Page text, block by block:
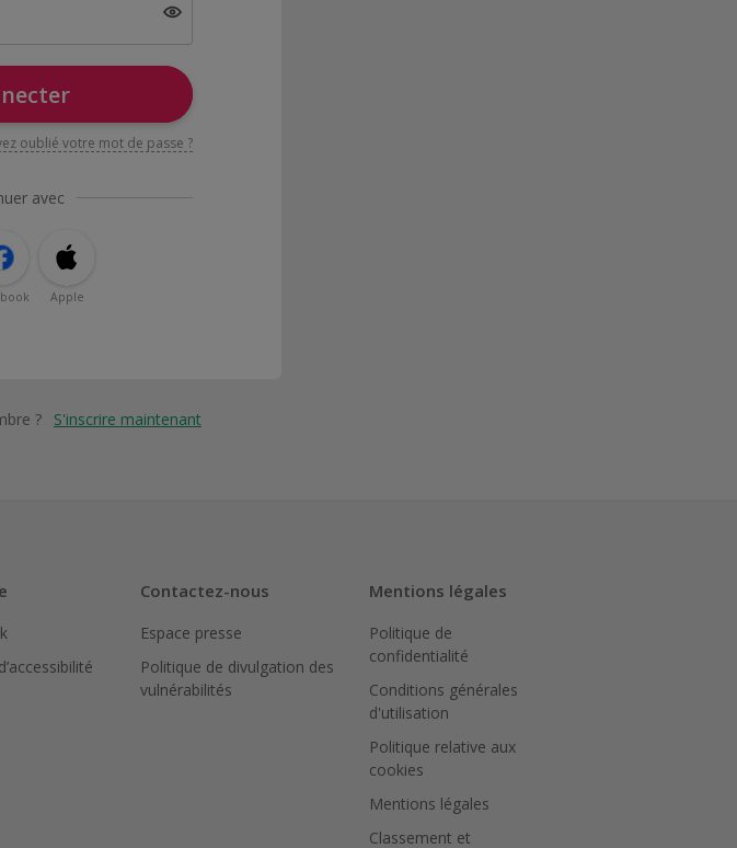
oublié votre mot de passe ?
avec
Apple
? S'inscrire maintenant
Contactez-nous
Espace presse
Politique de divulgation des
vulnérabilités
Mentions légales
Politique de
confidentialité
Conditions générales
d'utilisation
Politique relative aux
cookies
Mentions légales
Classement et